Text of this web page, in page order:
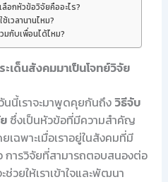
อกหัวข้อวิจัยคืออะไร?
เวลานานไหม?
มกับเพื่อนได้ไหม?
เด็นสังคมมาเป็นโจทย์วิจัย
นี้เราจะมาพูดคุยกันถึงวิธีจับ
ซึ่งเป็นหัวข้อที่มีความสำคัญ
ฉพาะเมื่อเราอยู่ในสังคมที่มี
การวิจัยที่สามารถตอบสนองต่อ
วยให้เราเข้าใจและพัฒนา